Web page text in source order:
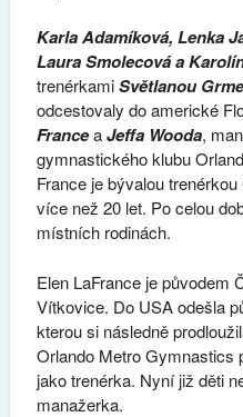
Karla Adamíková, Lenka
Laura Smolecová a
trenérkamiSvětlanou
odcestovaly do americké
FranceaJeffa Wooda,
gymnastického klubu
France je bývalou
více než 20 let. Po celou
místních rodinách.
Elen LaFrance je původem
Vítkovice. Do USA odešla
kterou si následně
Orlando Metro Gymnastics
jako trenérka. Nyní již děti
manažerka.